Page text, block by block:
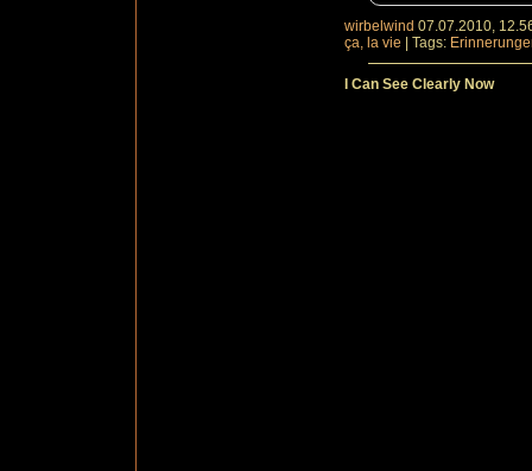
wirbelwind 07.07.2010,
ça, la vie
Tags:
I Can See Clearly Now